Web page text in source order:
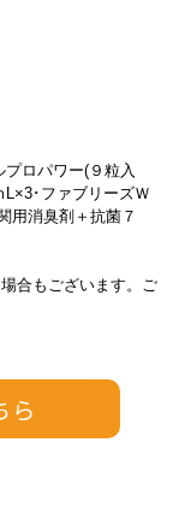
ロパワー(９粒入
L×3･ファブリーズＷ
用消臭剤＋抗菌７
合もございます。ご